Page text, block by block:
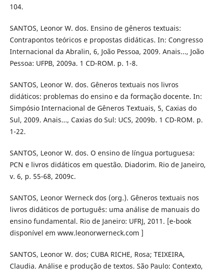
104.
SANTOS, Leonor W. dos. Ensino de gêneros textuais:
Contrapontos teóricos e propostas didáticas. In: Congresso
Internacional da Abralin, 6, João Pessoa, 2009. Anais..., João
Pessoa: UFPB, 2009a. 1 CD-ROM. p. 1-8.
SANTOS, Leonor W. dos. Gêneros textuais nos livros
didáticos: problemas do ensino e da formação docente. In:
Simpósio Internacional de Gêneros Textuais, 5, Caxias do
Sul, 2009. Anais..., Caxias do Sul: UCS, 2009b. 1 CD-ROM. p.
1-22.
SANTOS, Leonor W. dos. O ensino de língua portuguesa:
PCN e livros didáticos em questão. Diadorim. Rio de Janeiro,
v. 6, p. 55-68, 2009c.
SANTOS, Leonor Werneck dos (org.). Gêneros textuais nos
livros didáticos de português: uma análise de manuais do
ensino fundamental. Rio de Janeiro: UFRJ, 2011. [e-book
disponível em www.leonorwerneck.com ]
SANTOS, Leonor W. dos; CUBA RICHE, Rosa; TEIXEIRA,
Claudia. Análise e produção de textos. São Paulo: Contexto,